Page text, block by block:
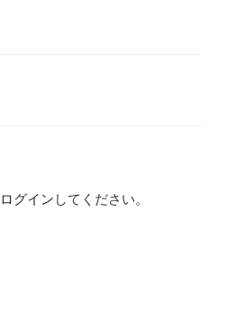
ログイン してください。